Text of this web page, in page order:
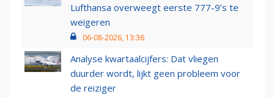
Lufthansa overweegt eerste 777-9’s te
weigeren
06-08-2026, 13:36
Analyse kwartaalcijfers: Dat vliegen
duurder wordt, lijkt geen probleem voor
de reiziger